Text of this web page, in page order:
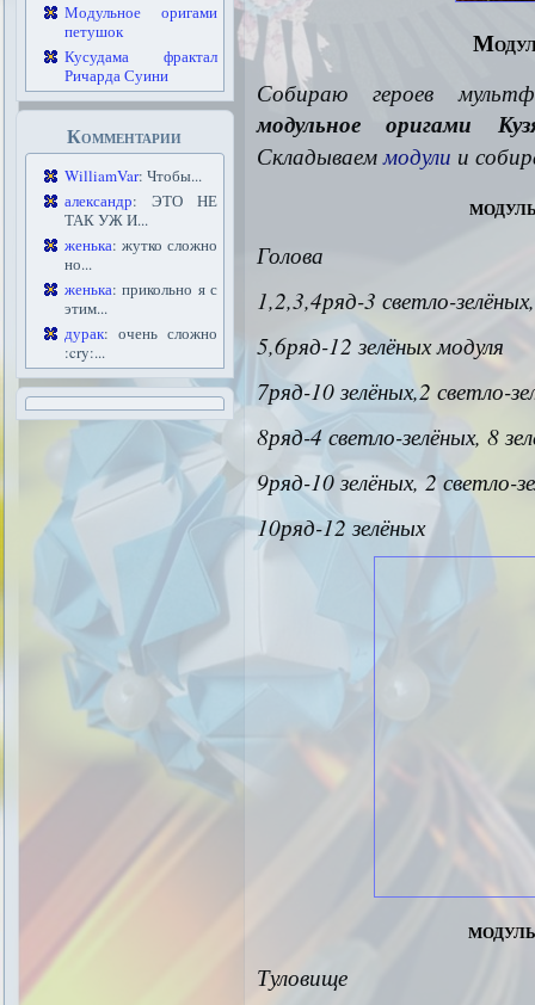
Модульное оригами
петушок
Кусудама фрактал
Ричарда Суини
Комментарии
WilliamVar: Чтобы...
александр: ЭТО НЕ
ТАК УЖ И...
женька: жутко сложно
но...
женька: прикольно я с
этим...
дурак: очень сложно
:cry:...
Собираю героев
модульное оригами
Складываеммодули и
Голова
1,2,3,4ряд-3 светло-
5,6ряд-12 зелёных модуля
7ряд-10 зелёных,2 светло-
8ряд-4 светло-зелёных, 8
9ряд-10 зелёных, 2 светло-
10ряд-12 зелёных
Туловище